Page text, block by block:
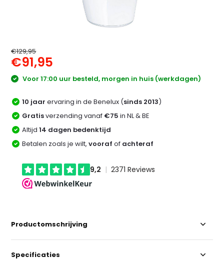
€129,95
€91,95
Voor 17:00 uur besteld, morgen in huis (werkdagen)
10 jaar ervaring in de Benelux (sinds 2013)
Gratisverzending vanaf €75 in NL & BE
Altijd14 dagen bedenktijd
Betalen zoals je wilt,vooraf of achteraf
Productomschrijving
Specificaties